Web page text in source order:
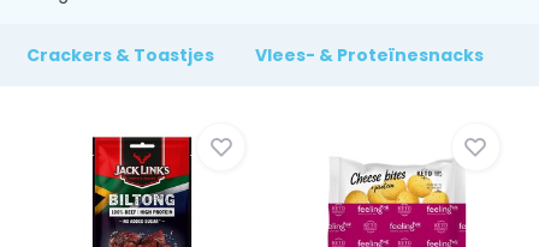
Crackers & Toastjes Vlees- & Proteïnesnacks